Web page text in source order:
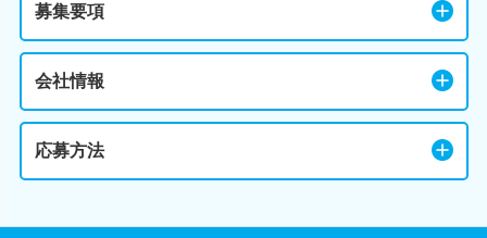
募集要項
会社情報
応募方法